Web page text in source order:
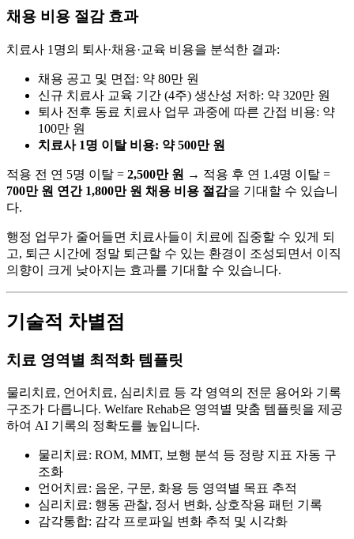
채용 비용 절감 효과
치료사 1명의 퇴사·채용·교육 비용을 분석한 결과:
채용 공고 및 면접: 약 80만 원
신규 치료사 교육 기간 (4주) 생산성 저하: 약 320만 원
퇴사 전후 동료 치료사 업무 과중에 따른 간접 비용: 약
100만 원
치료사 1명 이탈 비용: 약 500만 원
적용 전 연 5명 이탈 = 2,500만 원 → 적용 후 연 1.4명 이탈 =
700만 원 연간 1,800만 원 채용 비용 절감을 기대할 수 있습니
다.
행정 업무가 줄어들면 치료사들이 치료에 집중할 수 있게 되
고, 퇴근 시간에 정말 퇴근할 수 있는 환경이 조성되면서 이직
의향이 크게 낮아지는 효과를 기대할 수 있습니다.
기술적 차별점
치료 영역별 최적화 템플릿
물리치료, 언어치료, 심리치료 등 각 영역의 전문 용어와 기록
구조가 다릅니다. Welfare Rehab은 영역별 맞춤 템플릿을 제공
하여 AI 기록의 정확도를 높입니다.
물리치료: ROM, MMT, 보행 분석 등 정량 지표 자동 구
조화
언어치료: 음운, 구문, 화용 등 영역별 목표 추적
심리치료: 행동 관찰, 정서 변화, 상호작용 패턴 기록
감각통합: 감각 프로파일 변화 추적 및 시각화